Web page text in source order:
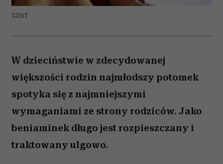
123rf
W dzieciństwie w zdecydowanej
większości rodzin najmłodszy potomek
spotyka się z najmniejszymi
wymaganiami ze strony rodziców. Jako
beniaminek długo jest rozpieszczany i
traktowany ulgowo.